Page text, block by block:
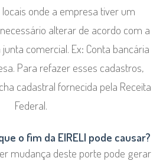
onde a empresa tiver um
alterar de acordo com a
comercial. Ex: Conta bancária
Para refazer esses cadastros,
cadastral fornecida pela Receita
Federal.
o fim da EIRELI pode causar?
mudança deste porte pode gerar